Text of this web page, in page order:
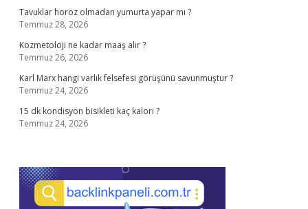
Tavuklar horoz olmadan yumurta yapar mı ?
Temmuz 28, 2026
Kozmetoloji ne kadar maaş alır ?
Temmuz 26, 2026
Karl Marx hangi varlık felsefesi görüşünü savunmuştur ?
Temmuz 24, 2026
15 dk kondisyon bisikleti kaç kalori ?
Temmuz 24, 2026